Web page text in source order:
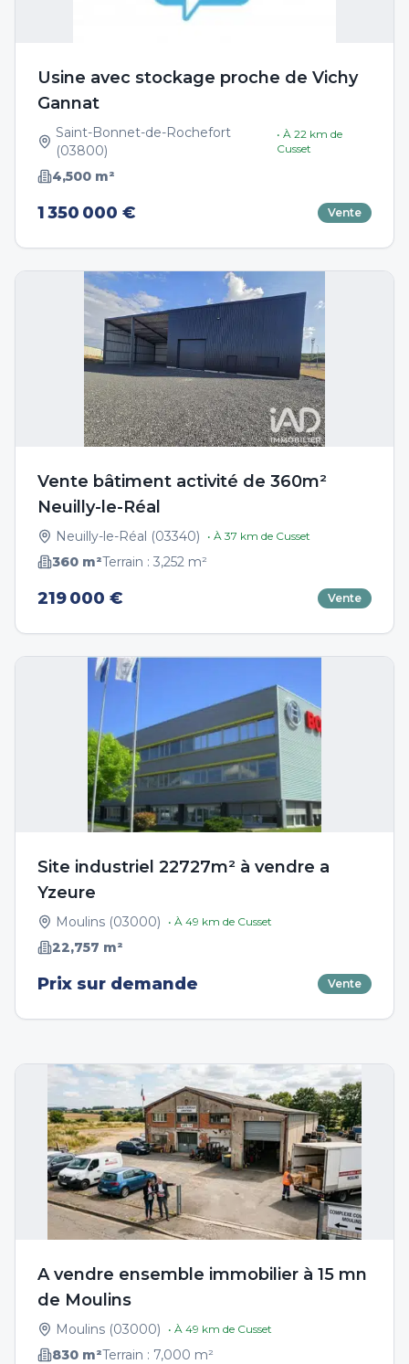
Usine avec stockage proche de Vichy
Gannat
Saint-Bonnet-de-Rochefort
(03800)
• À 22km de
Cusset
4,500 m²
1 350 000 € Vente
Vente bâtiment activité de 360m²
Neuilly-le-Réal
Neuilly-le-Réal (03340) • À 37 km de Cusset
360 m²Terrain : 3,252 m²
219 000 € Vente
Site industriel 22727m² à vendre a
Yzeure
Moulins (03000) • À 49 km de Cusset
22,757 m²
Prix sur demande Vente
A vendre ensemble immobilier à 15 mn
de Moulins
Moulins (03000) • À 49 km de Cusset
830 m²Terrain : 7,000 m²